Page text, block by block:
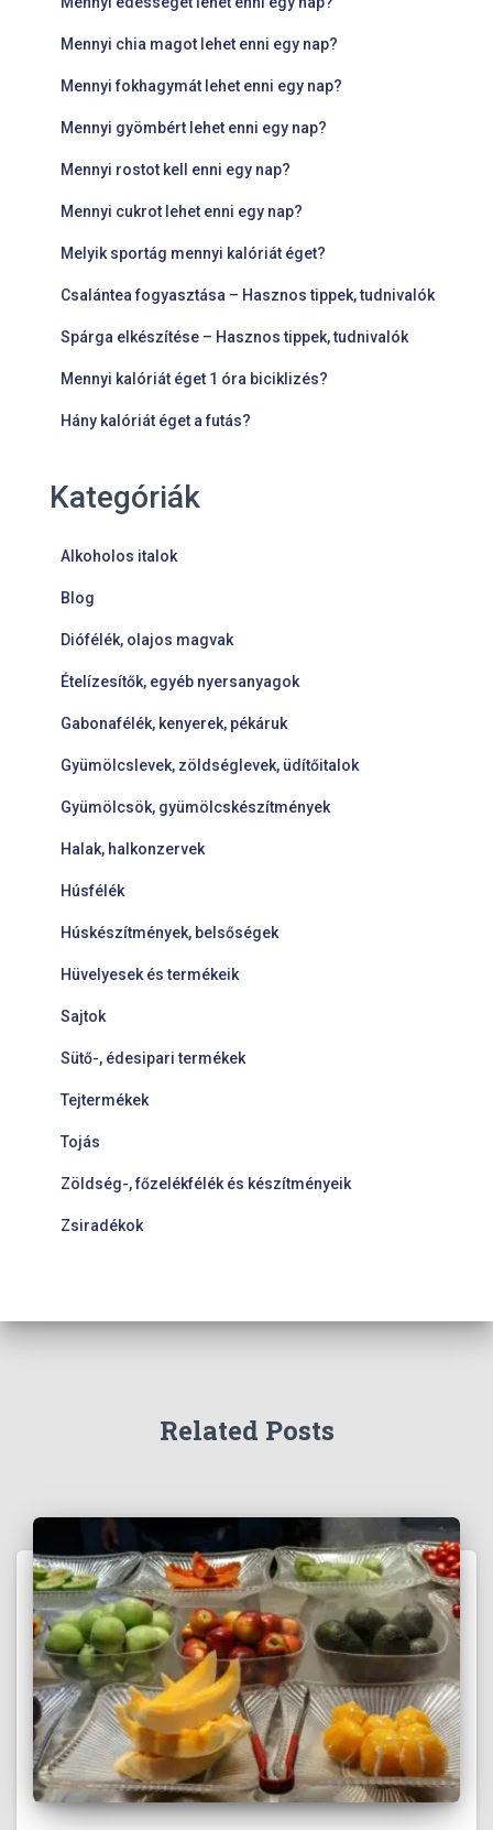
Mennyi chia magot lehet enni egy nap?
Mennyi fokhagymát lehet enni egy nap?
Mennyi gyömbért lehet enni egy nap?
Mennyi rostot kell enni egy nap?
Mennyi cukrot lehet enni egy nap?
Melyik sportág mennyi kalóriát éget?
Csalántea fogyasztása – Hasznos tippek, tudnivalók
Spárga elkészítése – Hasznos tippek, tudnivalók
Mennyi kalóriát éget 1 óra biciklizés?
Hány kalóriát éget a futás?
Kategóriák
Alkoholos italok
Blog
Diófélék, olajos magvak
Ételízesítők, egyéb nyersanyagok
Gabonafélék, kenyerek, pékáruk
Gyümölcslevek, zöldséglevek, üdítőitalok
Gyümölcsök, gyümölcskészítmények
Halak, halkonzervek
Húsfélék
Húskészítmények, belsőségek
Hüvelyesek és termékeik
Sajtok
Sütő-, édesipari termékek
Tejtermékek
Tojás
Zöldség-, főzelékfélék és készítményeik
Zsiradékok
Related Posts